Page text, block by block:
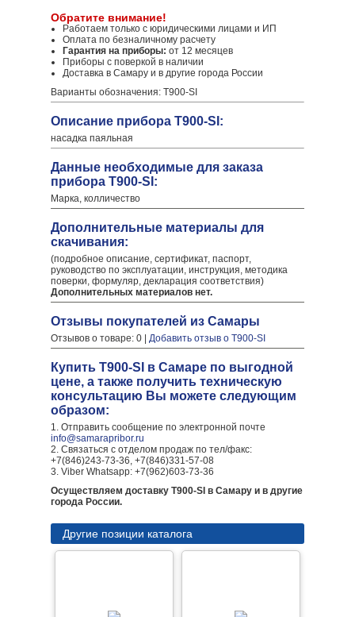
Обратите внимание!
Работаем только с юридическими лицами и ИП
Оплата по безналичному расчету
Гарантия на приборы: от 12 месяцев
Приборы с поверкой в наличии
Доставка в Самару и в другие города России
Варианты обозначения: T900-SI
Описание прибора T900-SI:
насадка паяльная
Данные необходимые для заказа
прибора T900-SI:
Марка, колличество
Дополнительные материалы для
скачивания:
(подробное описание, сертификат, паспорт,
руководство по эксплуатации, инструкция, методика
поверки, формуляр, декларация соответствия)
Дополнительных материалов нет.
Отзывы покупателей из Самары
Отзывов о товаре: 0 | Добавить отзыв о T900-SI
Купить T900-SI в Самаре по выгодной
цене, а также получить техническую
консультацию Вы можете следующим
образом:
1. Отправить сообщение по электронной почте
info@samarapribor.ru
2. Связаться с отделом продаж по тел/факс:
+7(846)243-73-36, +7(846)331-57-08
3. Viber Whatsapp: +7(962)603-73-36
Осуществляем доставку T900-SI в Самару и в другие
города России.
Другие позиции каталога